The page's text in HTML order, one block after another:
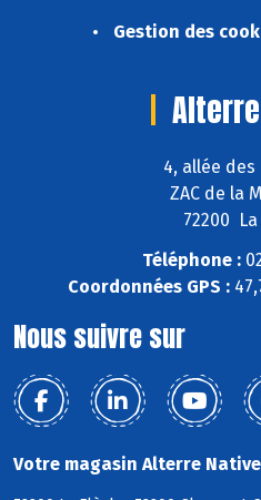
Gestion des
4, allée des
ZAC de la
72200
Téléphone :
Coordonnées GPS :
Nous suivre sur
Votre magasin Alterre